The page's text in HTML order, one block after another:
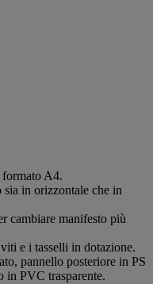
A4.
in orizzontale che in
cambiare manifesto più
e i tasselli in dotazione.
pannello posteriore in PS
in PVC trasparente.